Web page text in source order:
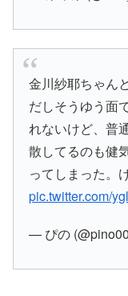
金川紗耶ちゃん
だしそうゆう面
れないけど、普
散してるのも健
ってしまった。
pic.twitter.com/
— ぴの